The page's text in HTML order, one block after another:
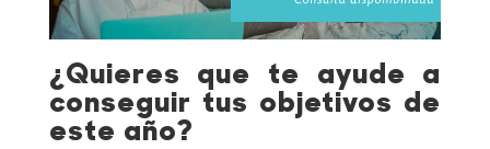
¿Quieres que te ayude a
conseguir tus objetivos de
este año?